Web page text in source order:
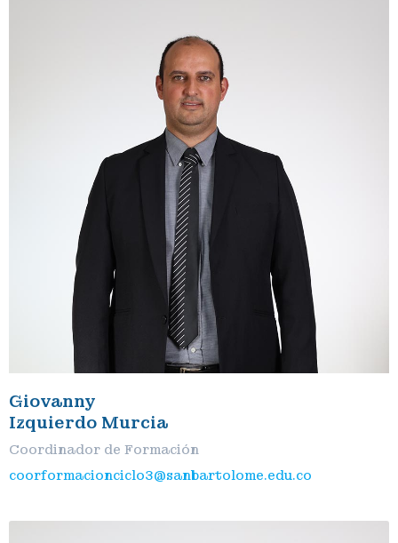
Giovanny
Izquierdo Murcia
Coordinador de Formación
coorformacionciclo3@sanbartolome.edu.co